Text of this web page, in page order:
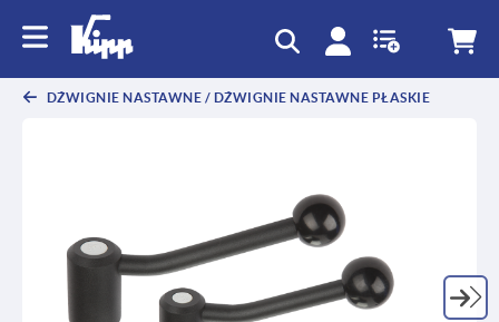
DŹWIGNIE NASTAWNE / DŹWIGNIE NASTAWNE PŁASKIE